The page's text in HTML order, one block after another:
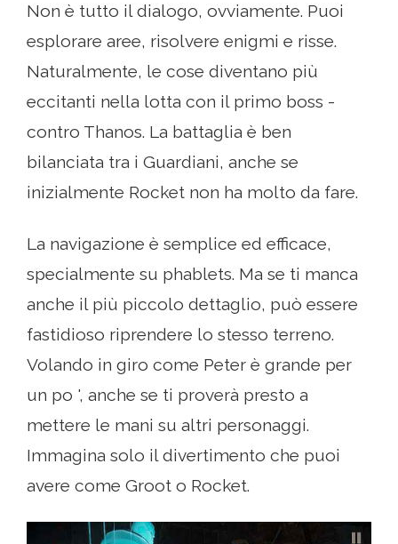
Non è tutto il dialogo, ovviamente. Puoi
esplorare aree, risolvere enigmi e risse.
Naturalmente, le cose diventano più
eccitanti nella lotta con il primo boss -
contro Thanos. La battaglia è ben
bilanciata tra i Guardiani, anche se
inizialmente Rocket non ha molto da fare.
La navigazione è semplice ed efficace,
specialmente su phablets. Ma se ti manca
anche il più piccolo dettaglio, può essere
fastidioso riprendere lo stesso terreno.
Volando in giro come Peter è grande per
un po ', anche se ti proverà presto a
mettere le mani su altri personaggi.
Immagina solo il divertimento che puoi
avere come Groot o Rocket.